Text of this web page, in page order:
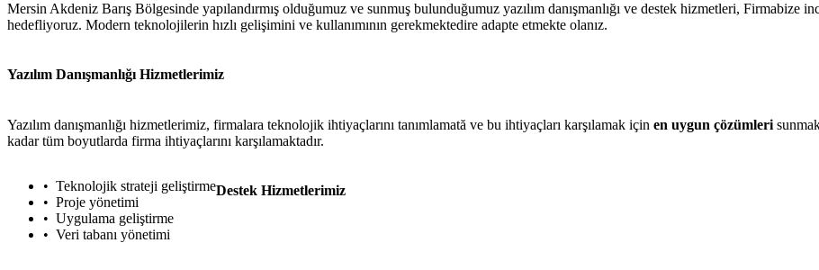
Mersin Akdeniz Barış Bölgesinde yapılandırmış olduğumuz ve sunmuş bulunduğumuz yazılım danışmanlığı ve destek hizmetleri, Firmabize
hedefliyoruz. Modern teknolojilerin hızlı gelişimini ve kullanımının gerekmektedire adapte etmekte olanız.
Yazılım Danışmanlığı Hizmetlerimiz
Yazılım danışmanlığı hizmetlerimiz, firmalara teknolojik ihtiyaçlarını tanımlamată ve bu ihtiyaçları karşılamak için en uygun çözümleri
kadar tüm boyutlarda firma ihtiyaçlarını karşılamaktadır.
Teknolojik strateji geliştirme
Proje yönetimi
Uygulama geliştirme
Veri tabanı yönetimi
Destek Hizmetlerimiz